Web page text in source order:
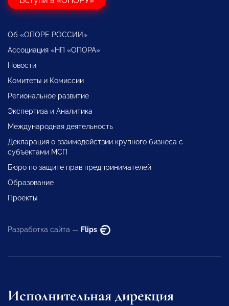
Об «ОПОРЕ РОССИИ»
Ассоциация «НП «ОПОРА»
Новости
Комитеты и Комиссии
Региональное развитие
Экспертиза и Аналитика
Международная деятельность
Декларация о взаимодействии крупного бизнеса с
субъектами МСП
Бюро по защите прав предпринимателей
Образование
Проекты
Разработка сайта — Flips
Исполнительная дирекция